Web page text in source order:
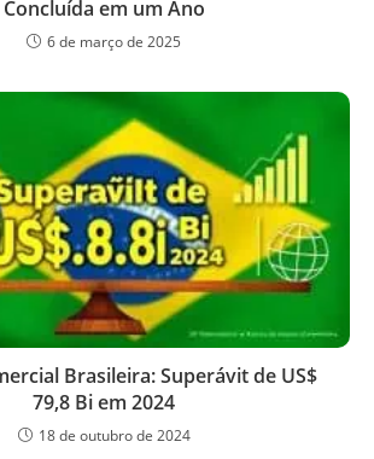
Concluída em um Ano
6 de março de 2025
Brasileira: Superávit de US$
79,8 Bi em 2024
18 de outubro de 2024